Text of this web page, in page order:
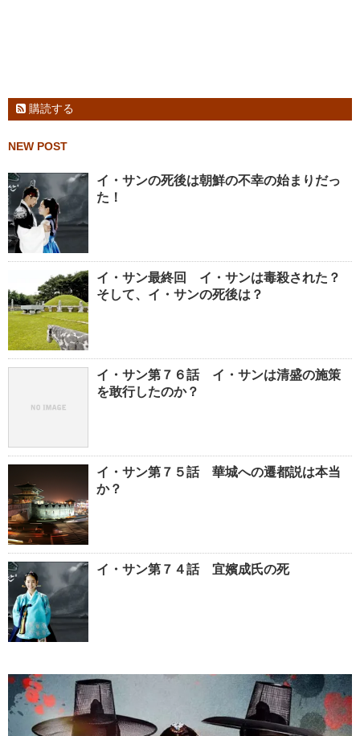
購読する
NEW POST
イ・サンの死後は朝鮮の不幸の始まりだっ
た！
イ・サン最終回 イ・サンは毒殺された？
そして、イ・サンの死後は？
イ・サン第７６話 イ・サンは清盛の施策
を敢行したのか？
イ・サン第７５話 華城への遷都説は本当
か？
イ・サン第７４話 宜嬪成氏の死